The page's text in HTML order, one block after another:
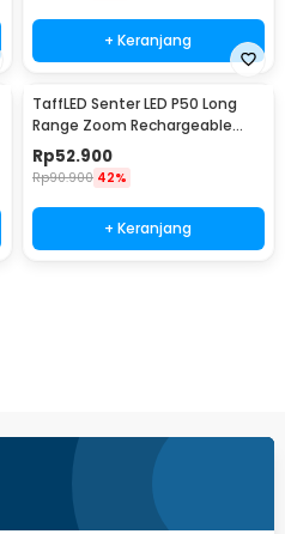
+ Keranjang
TaffLED Senter LED P50 Long
Range Zoom Rechargeable
IP55 800 Lumens - TG-S191
Rp52.900
Rp90.900 42%
+ Keranjang